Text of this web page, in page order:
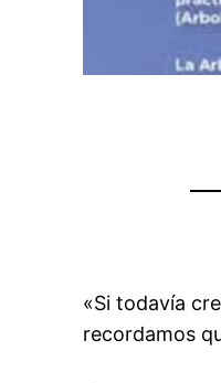
«Si todavía
recordamos